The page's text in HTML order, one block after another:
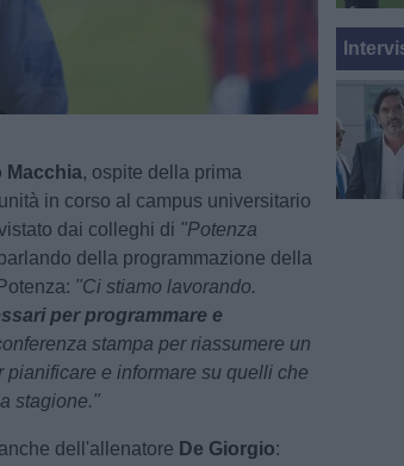
Macchia, ospite della prima
in corso al campus universitario
dai colleghi di "Potenza
della programmazione della
"Ci stiamo lavorando.
per programmare e
stampa per riassumere un
e informare su quelli che
stagione."
dell'allenatore De Giorgio: